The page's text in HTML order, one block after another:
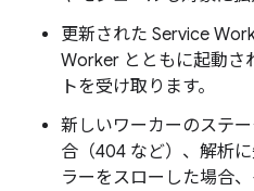
更新された Service
Worker とともに起動さ
トを受け取ります。
新しいワーカーのステ
合（404 など）、解析
ラーをスローした場合